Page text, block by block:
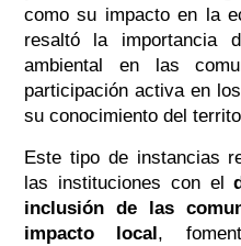
como su impacto en la
resaltó la importancia
ambiental en las
participación activa en
su conocimiento del
Este tipo de instancias
las instituciones con el
inclusión de las
impacto local ,